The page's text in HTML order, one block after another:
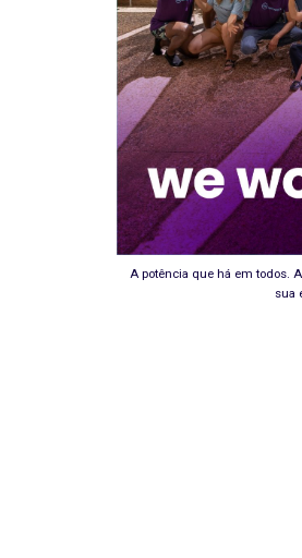
A potência que há em todos.
sua